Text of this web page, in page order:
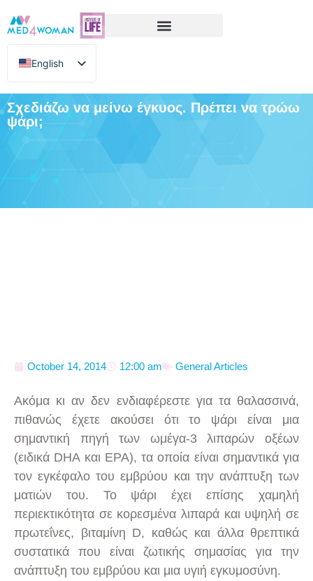
English
Greek
Σχεδιάζω να μείνω έγκυος. Πρέπει να τρώω
ψάρι;
October 14, 2014 12:00 am General Articles
Ακόμα κι αν δεν ενδιαφέρεστε για τα θαλασσινά,
πιθανώς έχετε ακούσει ότι το ψάρι είναι μια
σημαντική πηγή των ωμέγα-3 λιπαρών οξέων
(ειδικά DHA και EPA), τα οποία είναι σημαντικά για
τον εγκέφαλο του εμβρύου και την ανάπτυξη των
ματιών του. Το ψάρι έχει επίσης χαμηλή
περιεκτικότητα σε κορεσμένα λιπαρά και υψηλή σε
πρωτεΐνες, βιταμίνη D, καθώς και άλλα θρεπτικά
συστατικά που είναι ζωτικής σημασίας για την
ανάπτυξη του εμβρύου και μια υγιή εγκυμοσύνη.